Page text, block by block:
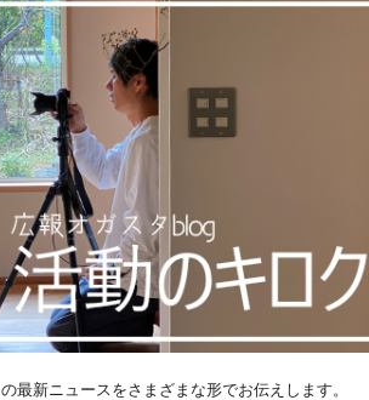
最新ニュースをさまざまな形でお伝えします。